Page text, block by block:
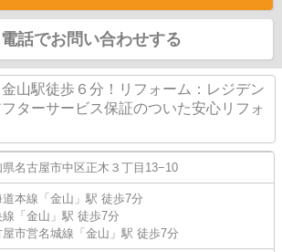
電話でお問い合わせする
山駅徒歩６分！リフォーム：レジデン
ターサービス保証のついた安心リフォ
県名古屋市中区正木 ３丁目13−10
本線 「 金山 」駅 徒歩7分
線 「 金山 」駅 徒歩7分
屋市営名城線 「 金山 」駅 徒歩7分